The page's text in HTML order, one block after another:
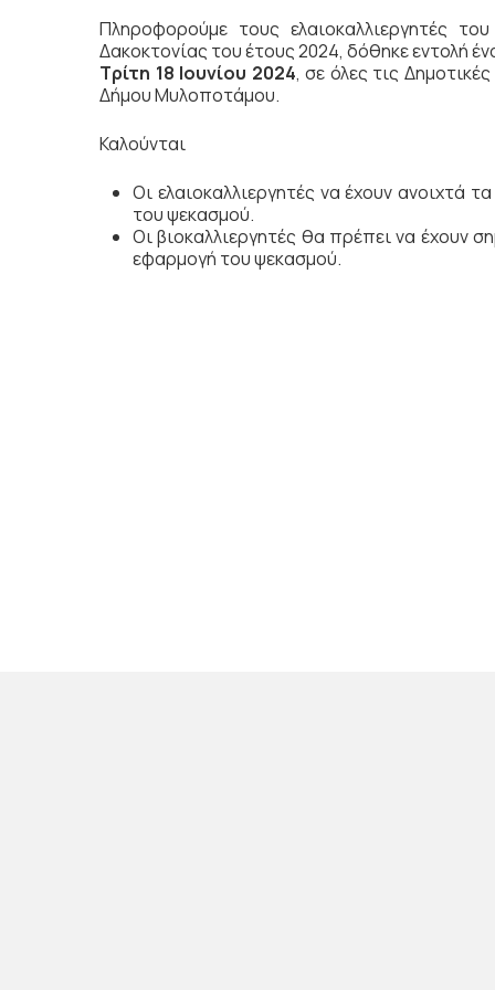
Πληροφορούμε τους ελαιοκαλλιεργητές
Δακοκτονίας του έτους 2024, δόθηκε εντολή
Τρίτη 18 Ιουνίου 2024, σε όλες τις
Δήμου Μυλοποτάμου.
Καλούνται
Οι ελαιοκαλλιεργητές να έχουν ανοιχτά
του ψεκασμού.
Οι βιοκαλλιεργητές θα πρέπει να έχουν
εφαρμογή του ψεκασμού.